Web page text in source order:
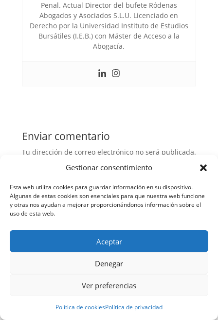
Gestionar consentimiento
Esta web utiliza cookies para guardar información en su dispositivo.
Algunas de estas cookies son esenciales para que nuestra web funcione
y otras nos ayudan a mejorar proporcionándonos información sobre el
uso de esta web.
Aceptar
Denegar
Ver preferencias
Política de cookiesPolítica de privacidad
Penal. Actual Director del bufete Ródenas
Abogados y Asociados S.L.U. Licenciado en
Derecho por la Universidad Instituto de Estudios
Bursátiles (I.E.B.) con Máster de Acceso a la
Abogacía.
Enviar comentario
Tu dirección de correo electrónico no será publicada.
Los campos obligatorios están marcados con